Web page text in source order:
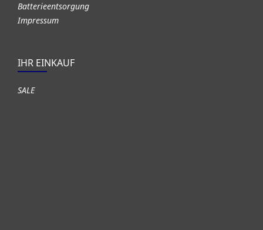
Batterieentsorgung
Impressum
IHR EINKAUF
SALE